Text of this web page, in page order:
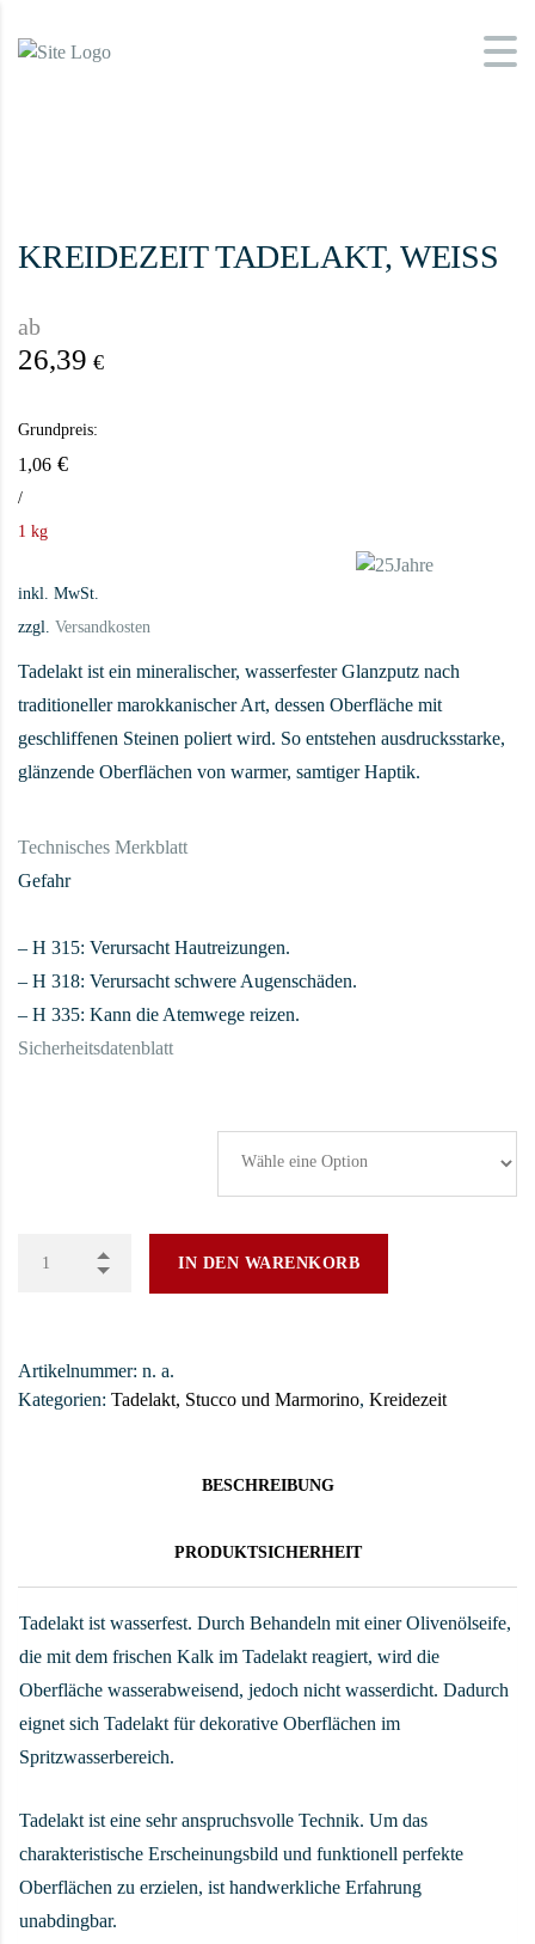
KREIDEZEIT TADELAKT, WEISS
ab
26,39 €
Grundpreis:
1,06 €
/
1 kg
inkl. MwSt.
zzgl. Versandkosten
Tadelakt ist ein mineralischer, wasserfester Glanzputz nach
traditioneller marokkanischer Art, dessen Oberfläche mit
geschliffenen Steinen poliert wird. So entstehen ausdrucksstarke,
glänzende Oberflächen von warmer, samtiger Haptik.
Technisches Merkblatt
Gefahr
– H 315: Verursacht Hautreizungen.
– H 318: Verursacht schwere Augenschäden.
– H 335: Kann die Atemwege reizen.
Sicherheitsdatenblatt
IN DEN WARENKORB
Artikelnummer: n. a.
Kategorien: Tadelakt, Stucco und Marmorino, Kreidezeit
BESCHREIBUNG
PRODUKTSICHERHEIT
Tadelakt ist wasserfest. Durch Behandeln mit einer Olivenölseife,
die mit dem frischen Kalk im Tadelakt reagiert, wird die
Oberfläche wasserabweisend, jedoch nicht wasserdicht. Dadurch
eignet sich Tadelakt für dekorative Oberflächen im
Spritzwasserbereich.
Tadelakt ist eine sehr anspruchsvolle Technik. Um das
charakteristische Erscheinungsbild und funktionell perfekte
Oberflächen zu erzielen, ist handwerkliche Erfahrung
unabdingbar.